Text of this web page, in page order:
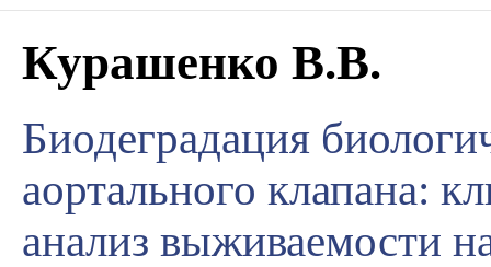
Курашенко В.В.
Биодеградация
аортального клапана:
анализ выживаемости